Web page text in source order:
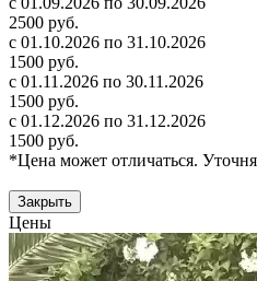
2500 руб.
с 01.10.2026 по 31.10.2026
1500 руб.
с 01.11.2026 по 30.11.2026
1500 руб.
с 01.12.2026 по 31.12.2026
1500 руб.
*Цена может отличаться.
Закрыть
Цены